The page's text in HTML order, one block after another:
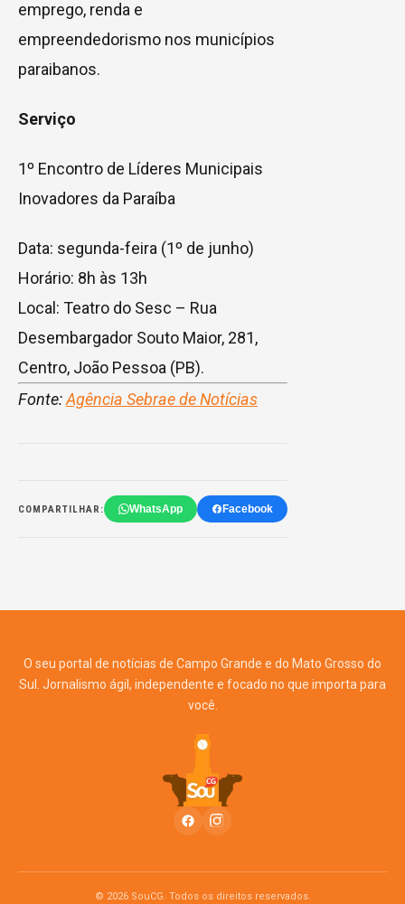
emprego, renda e
empreendedorismo nos municípios
paraibanos.
Serviço
1º Encontro de Líderes Municipais
Inovadores da Paraíba
Data: segunda-feira (1º de junho)
Horário: 8h às 13h
Local: Teatro do Sesc – Rua
Desembargador Souto Maior, 281,
Centro, João Pessoa (PB).
Fonte:Agência Sebrae de Notícias
COMPARTILHAR: WhatsApp Facebook
O seu portal de notícias de Campo Grande e do Mato Grosso do
Sul. Jornalismo ágil, independente e focado no que importa para
você.
© 2026 SouCG. Todos os direitos reservados.